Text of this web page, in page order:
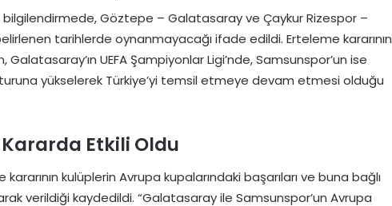
bilgilendirmede, Göztepe – Galatasaray ve Çaykur Rizespor –
tarihlerde oynanmayacağı ifade edildi. Erteleme kararının
UEFA Şampiyonlar Ligi’nde, Samsunspor’un ise
turuna yükselerek Türkiye’yi temsil etmeye devam etmesi olduğu
Etkili Oldu
kararının kulüplerin Avrupa kupalarındaki başarıları ve buna bağlı
verildiği kaydedildi. “Galatasaray ile Samsunspor’un Avrupa